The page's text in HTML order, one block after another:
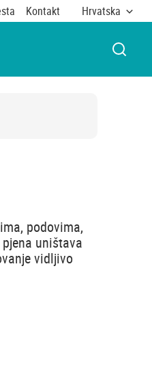
Kontakt Hrvatska
podovima,
uništava
vidljivo